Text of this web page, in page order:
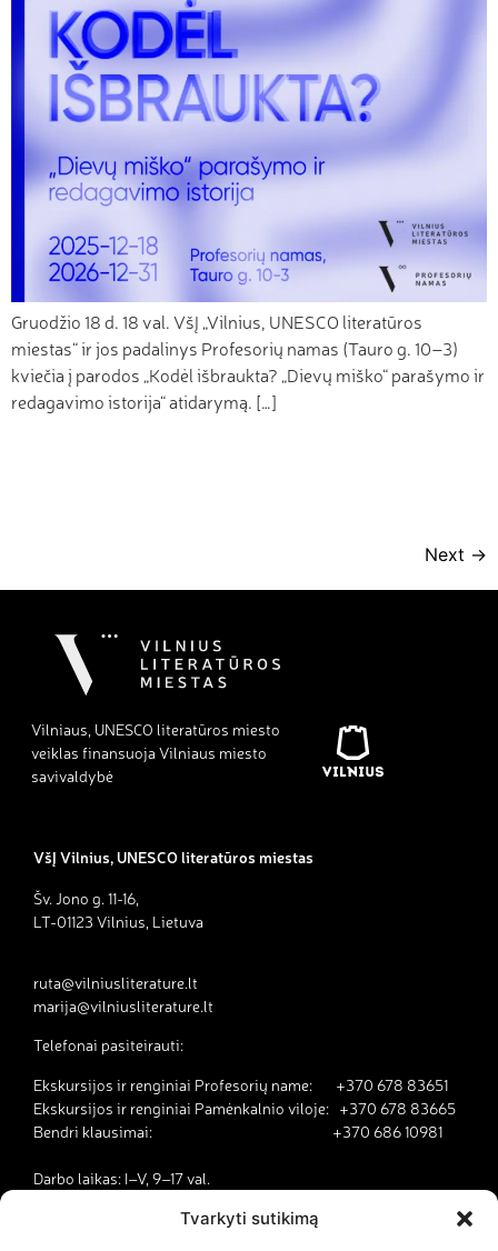
Tvarkyti sutikimą
Gruodžio 18 d. 18 val. VšĮ „Vilnius, UNESCO literatūros
miestas“ ir jos padalinys Profesorių namas (Tauro g. 10–3)
kviečia į parodos „Kodėl išbraukta? „Dievų miško“ parašymo ir
redagavimo istorija“ atidarymą. […]
Next →
Vilniaus, UNESCO literatūros miesto
veiklas finansuoja Vilniaus miesto
savivaldybė
VšĮ Vilnius, UNESCO literatūros miestas
Šv. Jono g. 11-16,
LT-01123 Vilnius, Lietuva
ruta@vilniusliterature.lt
marija@vilniusliterature.lt
Telefonai pasiteirauti:
Ekskursijos ir renginiai Profesorių name: +370 678 83651
Ekskursijos ir renginiai Pamėnkalnio viloje: +370 678 83665
Bendri klausimai: +370 686 10981
Darbo laikas: I–V, 9–17 val.